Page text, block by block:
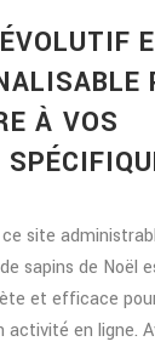
À VOS
site
sapins de Noël
et efficace
activité en ligne.